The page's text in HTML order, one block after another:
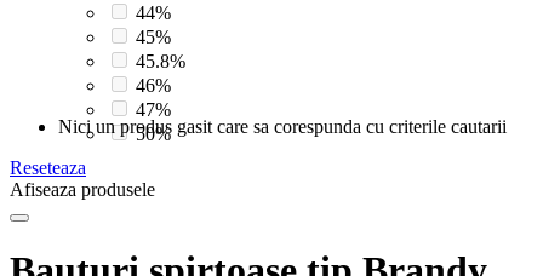
44%
45%
45.8%
46%
47%
50%
Nici un produs gasit care sa corespunda cu criterile cautarii
Reseteaza
Afiseaza produsele